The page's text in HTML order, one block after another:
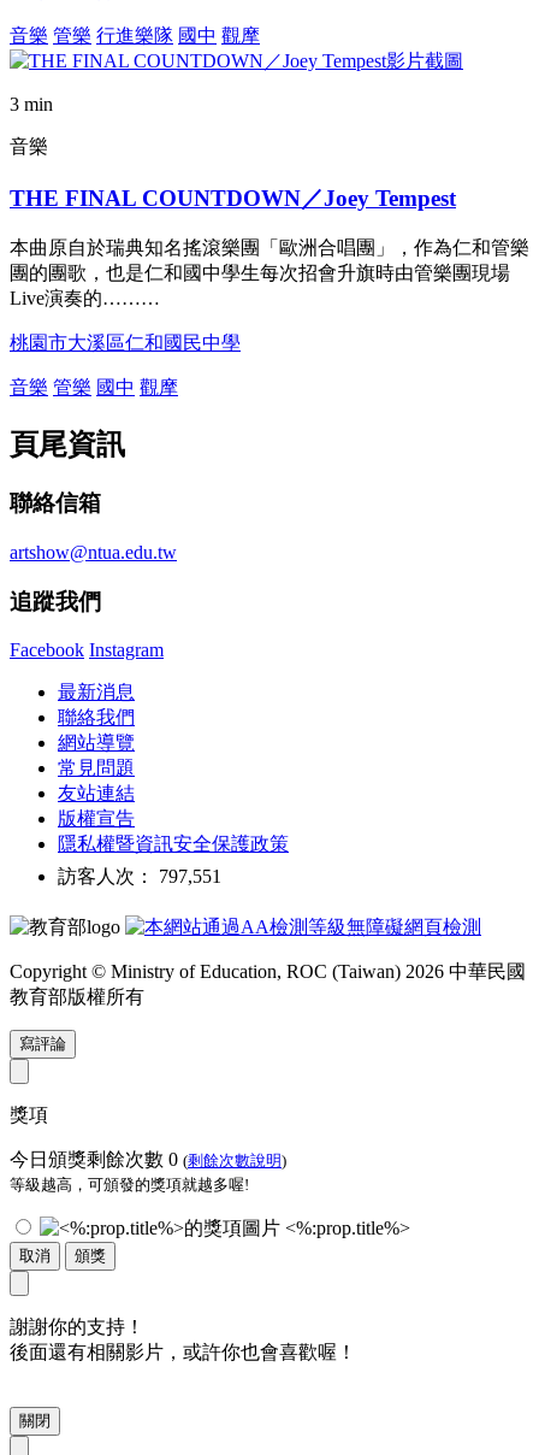
音樂 管樂 行進樂隊 國中 觀摩
3 min
音樂
THE FINAL COUNTDOWN／Joey Tempest
本曲原自於瑞典知名搖滾樂團「歐洲合唱團」，作為仁和管樂
團的團歌，也是仁和國中學生每次招會升旗時由管樂團現場
Live演奏的………
桃園市大溪區仁和國民中學
音樂 管樂 國中 觀摩
頁尾資訊
聯絡信箱
artshow@ntua.edu.tw
追蹤我們
Facebook Instagram
最新消息
聯絡我們
網站導覽
常見問題
友站連結
版權宣告
隱私權暨資訊安全保護政策
訪客人次： 797,551
Copyright © Ministry of Education, ROC (Taiwan) 2026 中華民國
教育部版權所有
寫評論
獎項
今日頒獎剩餘次數 0 (剩餘次數說明)
等級越高，可頒發的獎項就越多喔!
<%:prop.title%>
取消 頒獎
謝謝你的支持！
後面還有相關影片，或許你也會喜歡喔！
關閉